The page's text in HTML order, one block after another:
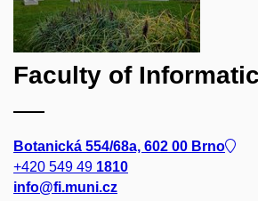
Faculty of
Botanická 554/68a, 602 00 Brno
+420 549 49 1810
info@fi.muni.cz